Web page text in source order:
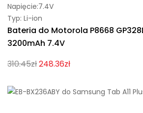
Napięcie:7.4V
Typ: Li-ion
Bateria do Motorola P8668
3200mAh 7.4V
310.45zł248.36zł